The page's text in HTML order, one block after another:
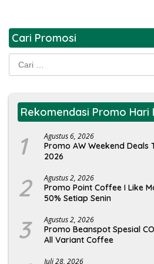
Cari Promosi
Rekomendasi Promo Hari
1 Agustus 6, 2026
Promo AW Weekend Deals
2026
2 Agustus 2, 2026
Promo Point Coffee I Like
50% Setiap Senin
3 Agustus 2, 2026
Promo Beanspot Spesial
All Variant Coffee
Juli 28, 2026